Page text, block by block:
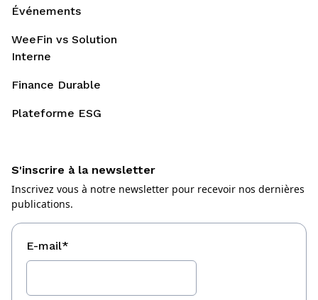
Événements
WeeFin vs Solution
Interne
Finance Durable
Plateforme ESG
S'inscrire à la newsletter
Inscrivez vous à notre newsletter pour recevoir nos dernières
publications.
E-mail*